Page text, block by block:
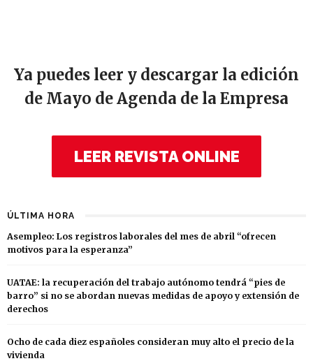
Ya puedes leer y descargar la edición
de Mayo de Agenda de la Empresa
LEER REVISTA ONLINE
ÚLTIMA HORA
Asempleo: Los registros laborales del mes de abril “ofrecen
motivos para la esperanza”
UATAE: la recuperación del trabajo autónomo tendrá “pies de
barro” si no se abordan nuevas medidas de apoyo y extensión de
derechos
Ocho de cada diez españoles consideran muy alto el precio de la
vivienda